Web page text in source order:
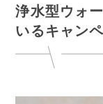
浄水型ウォ
いるキャン